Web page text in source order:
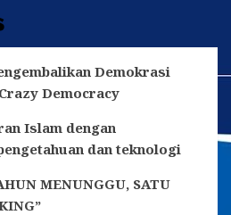
Demokrasi
Democracy
Islam dengan
dan teknologi
MENUNGGU, SATU